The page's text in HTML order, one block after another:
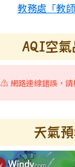
教務處「教
AQI空氣
⚠️ 網路連線錯誤，請
天氣